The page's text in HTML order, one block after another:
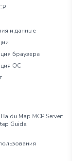
и данные
браузера
ОС
Map MCP Server:
Guide